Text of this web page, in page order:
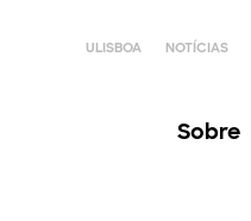
ULISBOA NOTÍCIAS
Sobre